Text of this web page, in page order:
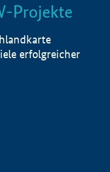
Info
Projekte
erfolgreicher